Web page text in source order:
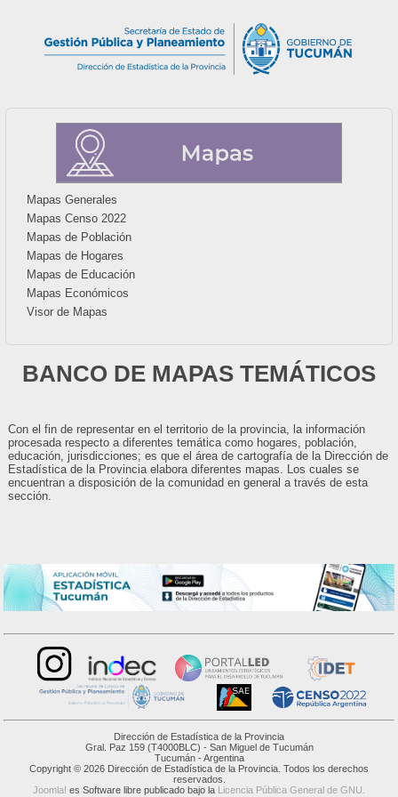
Mapas Generales
Mapas Censo 2022
Mapas de Población
Mapas de Hogares
Mapas de Educación
Mapas Económicos
Visor de Mapas
BANCO DE MAPAS TEMÁTICOS
Con el fin de representar en el territorio de la provincia, la información
procesada respecto a diferentes temática como hogares, población,
educación, jurisdicciones; es que el área de cartografía de la Dirección de
Estadística de la Provincia elabora diferentes mapas. Los cuales se
encuentran a disposición de la comunidad en general a través de esta
sección.
Dirección de Estadística de la Provincia
Gral. Paz 159 (T4000BLC) - San Miguel de Tucumán
Tucumán - Argentina
Copyright © 2026 Dirección de Estadística de la Provincia. Todos los derechos
reservados.
Joomla! es Software libre publicado bajo la Licencia Pública General de GNU.